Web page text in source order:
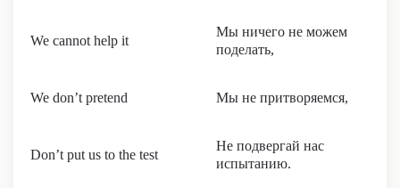
We cannot help it
Мы ничего не можем
поделать,
We don’t pretend Мы не притворяемся,
Don’t put us to the test
Не подвергай нас
испытанию.